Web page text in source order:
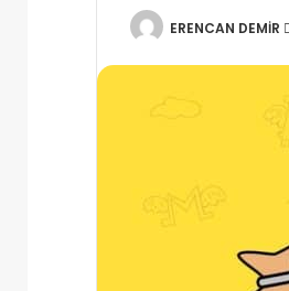
ERENCAN DEMİR